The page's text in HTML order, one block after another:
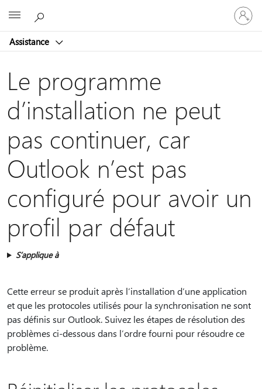
Assistance
vous
à
compte
Le programme
d’installation ne peut
pas continuer, car
Outlook n’est pas
configuré pour avoir un
profil par défaut
S’applique à
Cette erreur se produit après l’installation d’une application
et que les protocoles utilisés pour la synchronisation ne sont
pas définis sur Outlook. Suivez les étapes de résolution des
problèmes ci-dessous dans l’ordre fourni pour résoudre ce
problème.